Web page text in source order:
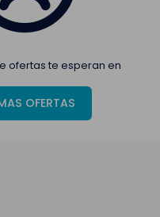
ofertas te esperan en
OFERTAS